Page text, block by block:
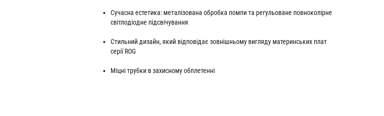
Сучасна естетика: металізована обробка помпи та регульоване повноколірне
світлодіодне підсвічування
Стильний дизайн, який відповідає зовнішньому вигляду материнських плат
серії ROG
Міцні трубки в захисному обплетенні